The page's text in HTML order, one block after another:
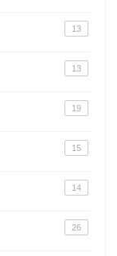
13
13
19
15
14
26